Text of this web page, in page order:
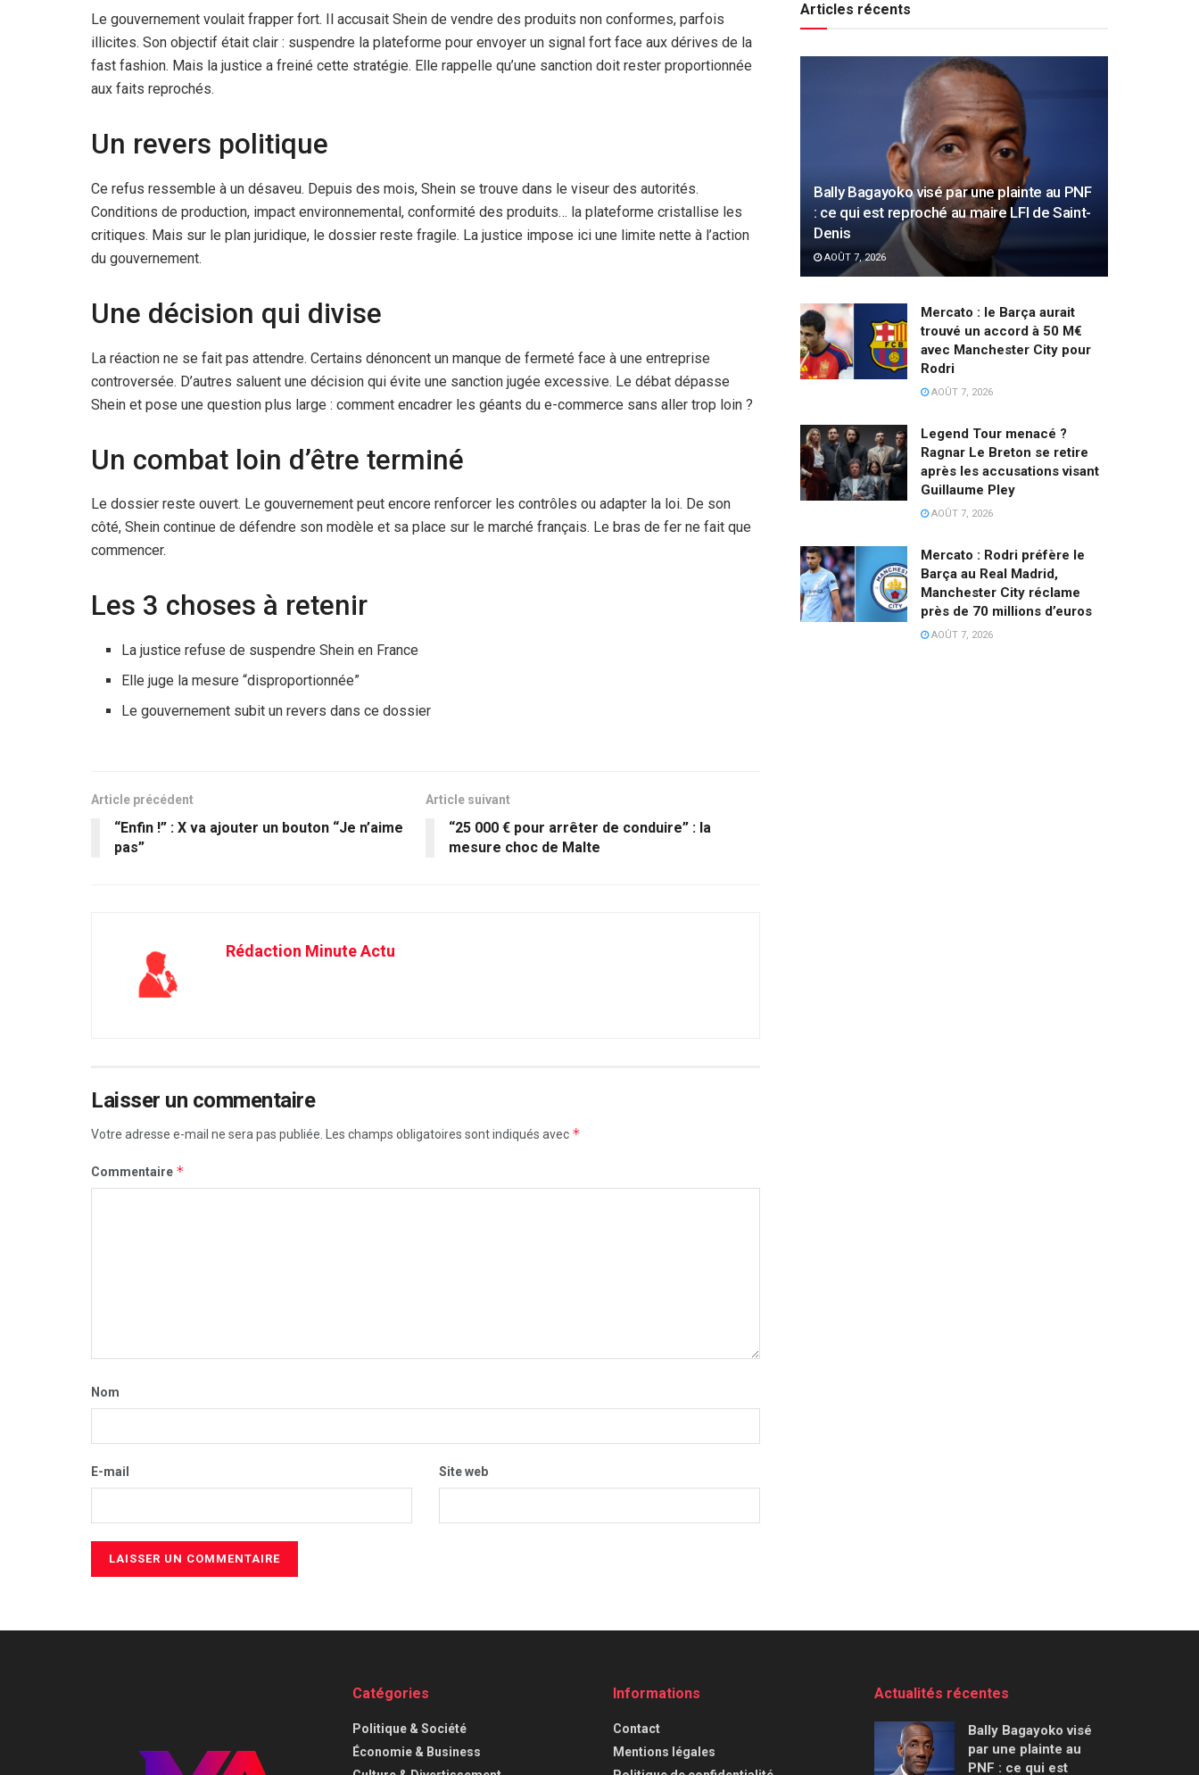
Le gouvernement voulait frapper fort. Il accusait Shein de vendre des produits non conformes, parfois
illicites. Son objectif était clair : suspendre la plateforme pour envoyer un signal fort face aux dérives de la
fast fashion. Mais la justice a freiné cette stratégie. Elle rappelle qu’une sanction doit rester proportionnée
aux faits reprochés.
Un revers politique
Ce refus ressemble à un désaveu. Depuis des mois, Shein se trouve dans le viseur des autorités.
Conditions de production, impact environnemental, conformité des produits… la plateforme cristallise les
critiques. Mais sur le plan juridique, le dossier reste fragile. La justice impose ici une limite nette à l’action
du gouvernement.
Une décision qui divise
La réaction ne se fait pas attendre. Certains dénoncent un manque de fermeté face à une entreprise
controversée. D’autres saluent une décision qui évite une sanction jugée excessive. Le débat dépasse
Shein et pose une question plus large : comment encadrer les géants du e-commerce sans aller trop loin ?
Un combat loin d’être terminé
Le dossier reste ouvert. Le gouvernement peut encore renforcer les contrôles ou adapter la loi. De son
côté, Shein continue de défendre son modèle et sa place sur le marché français. Le bras de fer ne fait que
commencer.
Les 3 choses à retenir
La justice refuse de suspendre Shein en France
Elle juge la mesure “disproportionnée”
Le gouvernement subit un revers dans ce dossier
Article précédent
“Enfin !” : X va ajouter un bouton “Je n’aime
pas”
Article suivant
“25 000 € pour arrêter de conduire” : la
mesure choc de Malte
Rédaction Minute Actu
Laisser un commentaire
Votre adresse e-mail ne sera pas publiée. Les champs obligatoires sont indiqués avec *
Commentaire *
Nom
E-mail Site web
Articles récents
Bally Bagayoko visé par une plainte au PNF
: ce qui est reproché au maire LFI de Saint-
Denis
AOÛT 7, 2026
Mercato : le Barça aurait
trouvé un accord à 50 M€
avec Manchester City pour
Rodri
AOÛT 7, 2026
Legend Tour menacé ?
Ragnar Le Breton se retire
après les accusations visant
Guillaume Pley
AOÛT 7, 2026
Mercato : Rodri préfère le
Barça au Real Madrid,
Manchester City réclame
près de 70 millions d’euros
AOÛT 7, 2026
Catégories
⁠Politique & Société
Économie & Business
Informations
Contact
Mentions légales
Actualités récentes
Bally Bagayoko visé
par une plainte au
PNF : ce qui est